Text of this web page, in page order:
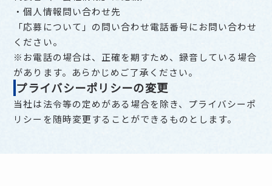
・個人情報問い合わせ先
「応募について」の問い合わせ電話番号にお問い合わせ
ください。
※お電話の場合は、正確を期すため、録音している場合
があります。あらかじめご了承ください。
プライバシーポリシーの変更
当社は法令等の定めがある場合を除き、プライバシーポ
リシーを随時変更することができるものとします。